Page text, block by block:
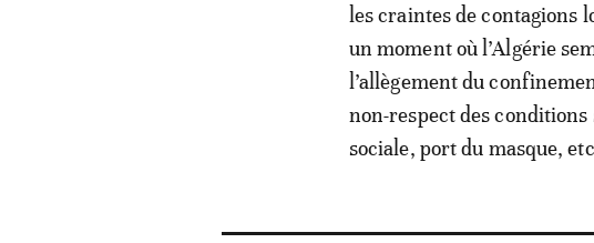
les craintes de contagions
un moment où l’Algérie
l’allègement du
non-respect des
sociale, port du masque,